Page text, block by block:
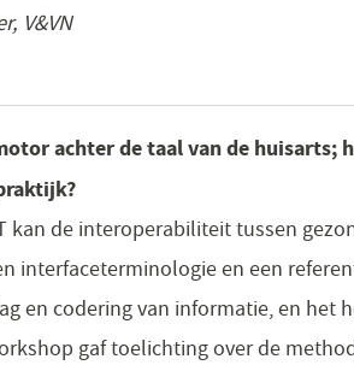
V&VN
achter de taal van de huisarts;
kan de interoperabiliteit tussen
interfaceterminologie en een
en codering van informatie, en het
gaf toelichting over de